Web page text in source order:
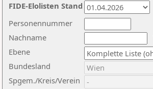
Nachname
Ebene
Personennummer
Bundesland
Spgem./Kreis/Verein
FIDE-Elolisten Stand